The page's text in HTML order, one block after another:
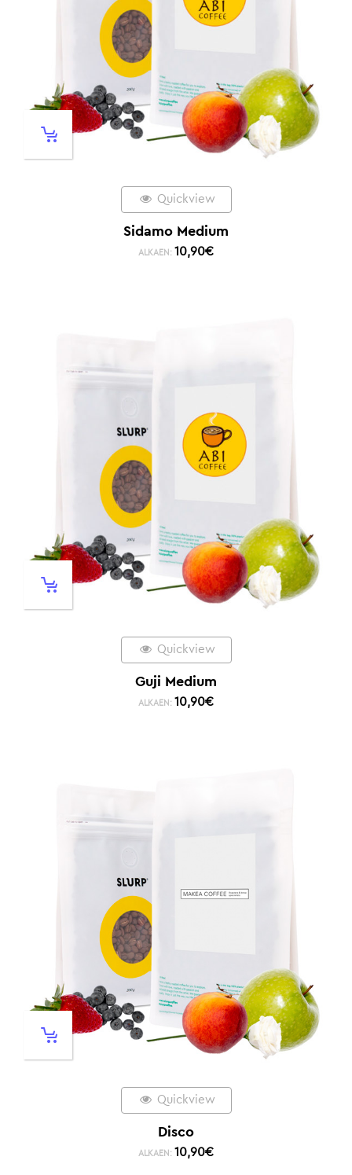
Quickview
Sidamo Medium
ALKAEN: 10,90€
Quickview
Guji Medium
ALKAEN: 10,90€
Quickview
Disco
ALKAEN: 10,90€